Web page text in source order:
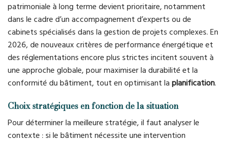
patrimoniale à long terme devient prioritaire, notamment
dans le cadre d’un accompagnement d’experts ou de
cabinets spécialisés dans la gestion de projets complexes. En
2026, de nouveaux critères de performance énergétique et
des réglementations encore plus strictes incitent souvent à
une approche globale, pour maximiser la durabilité et la
conformité du bâtiment, tout en optimisant la planification.
Choix stratégiques en fonction de la situation
Pour déterminer la meilleure stratégie, il faut analyser le
contexte : si le bâtiment nécessite une intervention